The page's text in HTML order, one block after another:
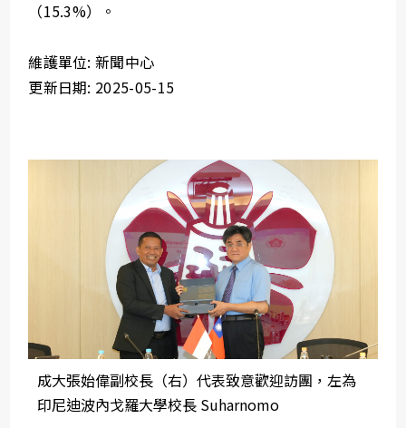
（15.3%）。
維護單位: 新聞中心
更新日期: 2025-05-15
成大張始偉副校長（右）代表致意歡迎訪團，左為
印尼迪波內戈羅大學校長 Suharnomo